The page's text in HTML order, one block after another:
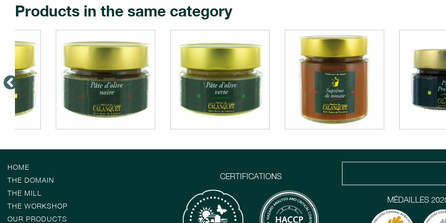
Products in the same category
HOME
THE DOMAIN
THE MILL
THE WORKSHOP
OUR PRODUCTS
CERTIFICATIONS
MÉDAILLES